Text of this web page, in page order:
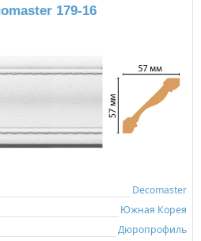
179-16
Decomaster
Южная Корея
Дюропрофиль